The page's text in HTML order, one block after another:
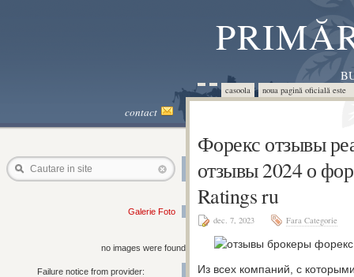
casoola noua pagină oficială
contact
Cautare in site
Galerie Foto
no images were found
Failure notice from provider:
Форекс отзывы
отзывы 2024 о
Ratings ru
dec. 7, 2023 Fara Categorie
Из всех компаний, с